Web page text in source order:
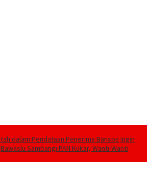
dalam Pendataan Penerima Bansos Ingin
Bawaslu Sambangi PAN Kukar, Wanti-Wanti